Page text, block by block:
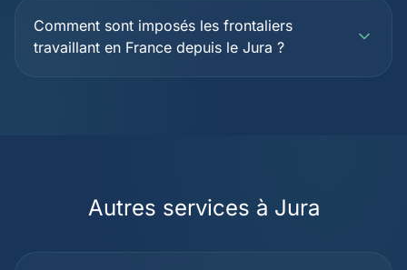
Comment sont imposés les frontaliers
travaillant en France depuis le Jura ?
Autres services à Jura